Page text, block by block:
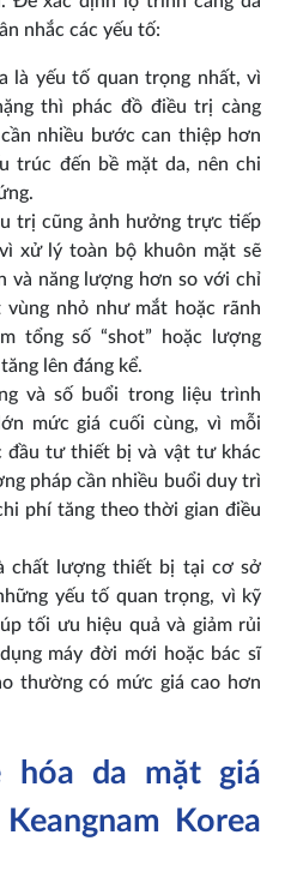
nhắc các yếu tố:
là yếu tố quan trọng nhất, vì
thì phác đồ điều trị càng
nhiều bước can thiệp hơn
trúc đến bề mặt da, nên chi
trị cũng ảnh hưởng trực tiếp
xử lý toàn bộ khuôn mặt sẽ
và năng lượng hơn so với chỉ
nhỏ như mắt hoặc rãnh
tổng số “shot” hoặc lượng
lên đáng kể.
và số buổi trong liệu trình
mức giá cuối cùng, vì mỗi
đầu tư thiết bị và vật tư khác
pháp cần nhiều buổi duy trì
phí tăng theo thời gian điều
chất lượng thiết bị tại cơ sở
yếu tố quan trọng, vì kỹ
tối ưu hiệu quả và giảm rủi
máy đời mới hoặc bác sĩ
thường có mức giá cao hơn
hóa da mặt giá
Korea